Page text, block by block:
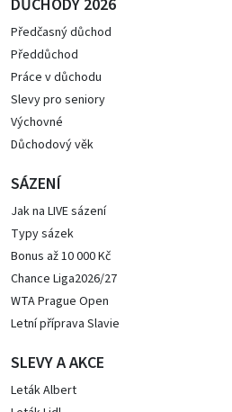
DŮCHODY 2026
Předčasný důchod
Předdůchod
Práce v důchodu
Slevy pro seniory
Výchovné
Důchodový věk
SÁZENÍ
Jak na LIVE sázení
Typy sázek
Bonus až 10 000 Kč
Chance Liga2026/27
WTA Prague Open
Letní příprava Slavie
SLEVY A AKCE
Leták Albert